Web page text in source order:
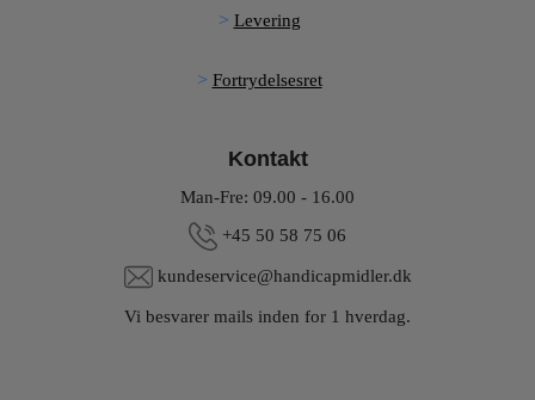
Levering
Fortrydelsesret
Kontakt
Man-Fre: 09.00 - 16.00
+45 50 58 75 06
kundeservice@handicapmidler.dk
Vi besvarer mails inden for 1 hverdag.